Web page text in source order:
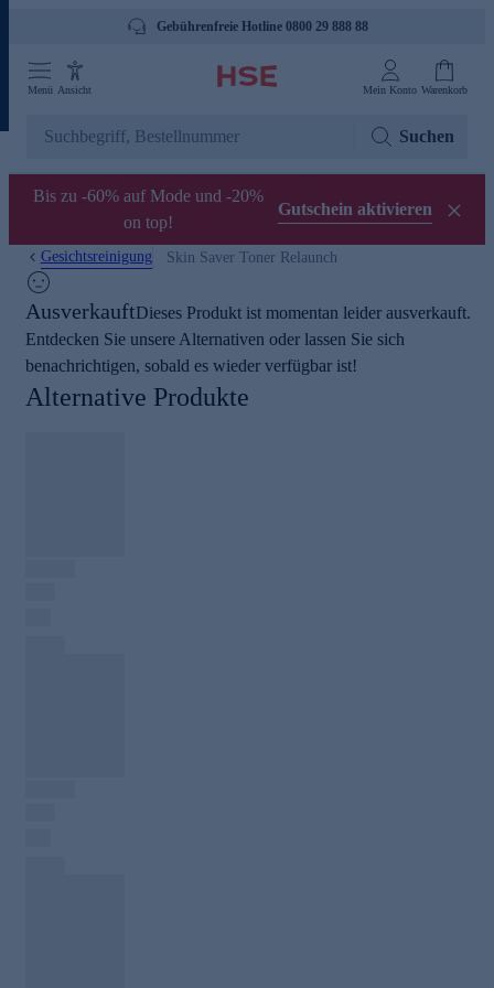
Gebührenfreie Hotline 0800 29 888 88
Menü Ansicht Mein Konto Warenkorb
Suchen
Bis zu -60% auf Mode und -20%
on top!
Gutschein aktivieren
Gesichtsreinigung Skin Saver Toner Relaunch
AusverkauftDieses Produkt ist momentan leider ausverkauft.
Entdecken Sie unsere Alternativen oder lassen Sie sich
benachrichtigen, sobald es wieder verfügbar ist!
Alternative Produkte